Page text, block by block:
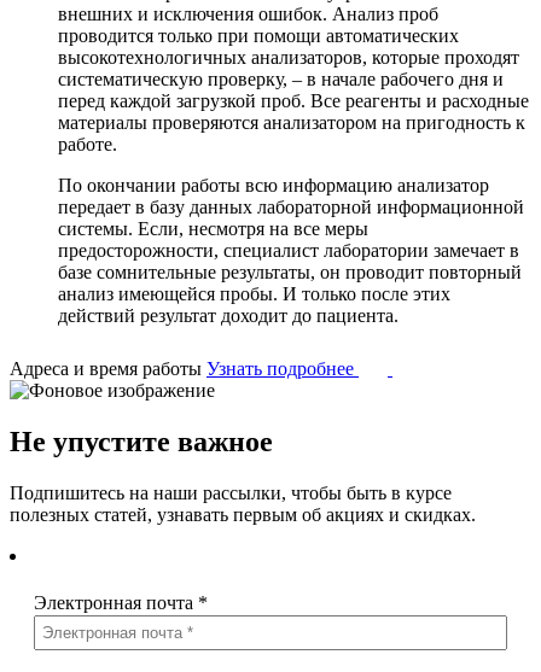
внешних и исключения ошибок. Анализ проб
проводится только при помощи автоматических
высокотехнологичных анализаторов, которые проходят
систематическую проверку, – в начале рабочего дня и
перед каждой загрузкой проб. Все реагенты и расходные
материалы проверяются анализатором на пригодность к
работе.
По окончании работы всю информацию анализатор
передает в базу данных лабораторной информационной
системы. Если, несмотря на все меры
предосторожности, специалист лаборатории замечает в
базе сомнительные результаты, он проводит повторный
анализ имеющейся пробы. И только после этих
действий результат доходит до пациента.
Адреса и время работы Узнать подробнее
Не упустите важное
Подпишитесь на наши рассылки, чтобы быть в курсе
полезных статей, узнавать первым об акциях и скидках.
Электронная почта *